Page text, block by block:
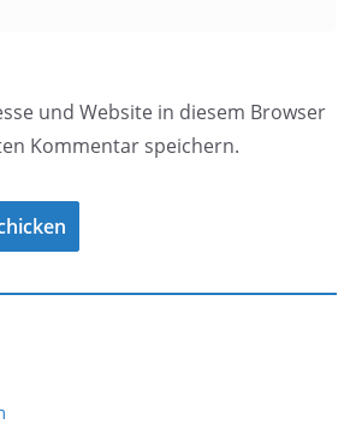
und Website in diesem Browser
Kommentar speichern.